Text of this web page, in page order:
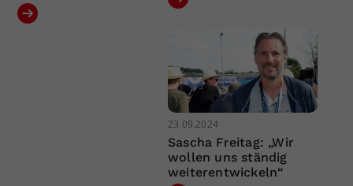
23.09.2024
Sascha Freitag: „Wir
wollen uns ständig
weiterentwickeln“